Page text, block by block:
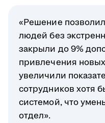
«Решение
людей без
закрыли до 9%
привлечения
увеличили
сотрудников хотя
системой, что
отдел».